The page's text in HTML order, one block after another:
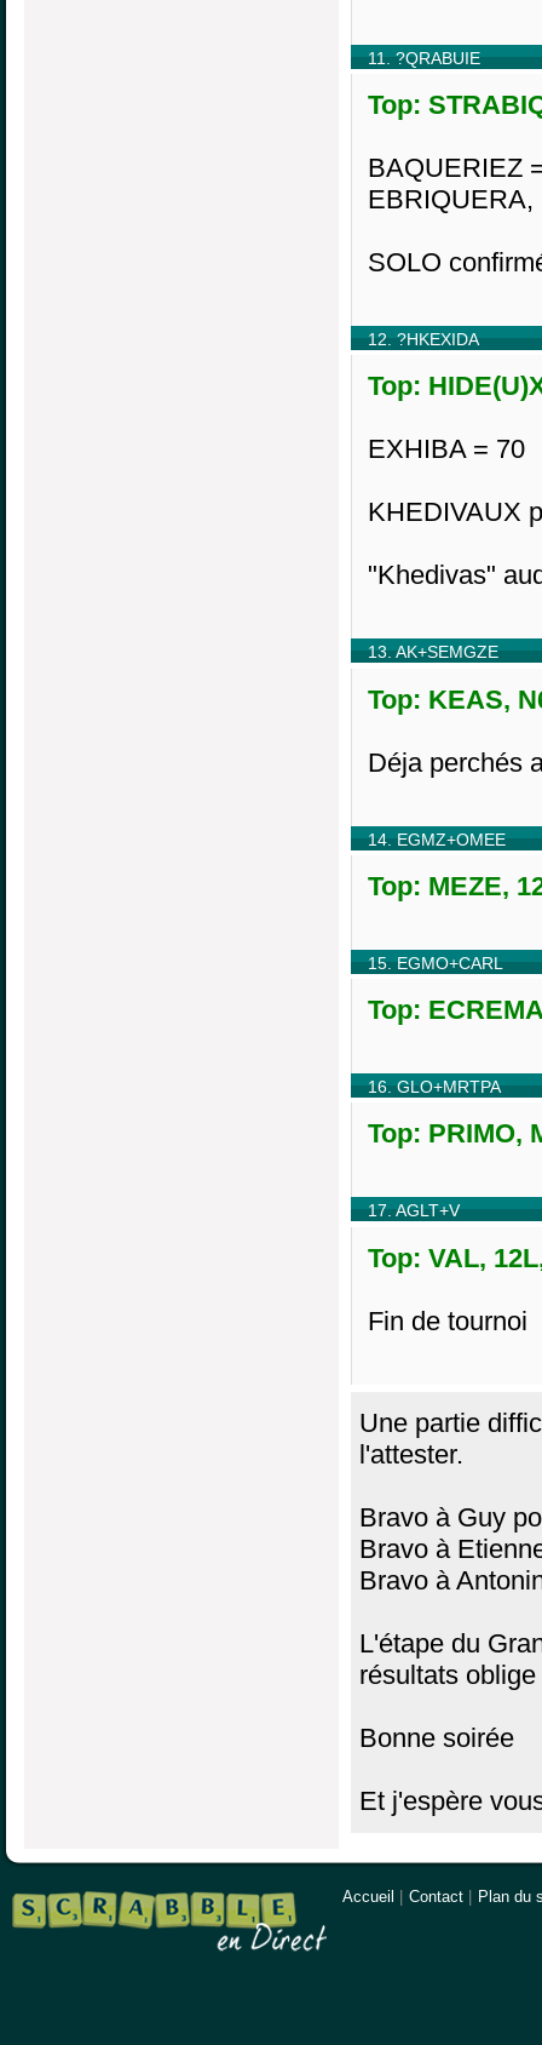
11. ?QRABUIE
Top:
BAQUERIEZ
EBRIQUERA,
SOLO
12. ?HKEXIDA
Top:
EXHIBA = 70
KHEDIVAUX
"Khedivas"
13. AK+SEMGZE
Top: KEAS,
Déja perchés
14. EGMZ+OMEE
Top: MEZE,
15. EGMO+CARL
Top:
16. GLO+MRTPA
Top: PRIMO,
17. AGLT+V
Top: VAL,
Fin de tournoi
Une partie
l'attester.
Bravo à Guy
Bravo à
Bravo à
L'étape du
résultats
Bonne soirée
Et j'espère
Accueil Contact Plan du